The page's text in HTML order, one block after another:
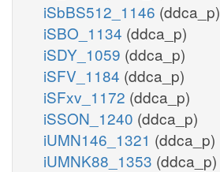
iSbBS512_1146 (ddca_p)
iSBO_1134 (ddca_p)
iSDY_1059 (ddca_p)
iSFV_1184 (ddca_p)
iSFxv_1172 (ddca_p)
iSSON_1240 (ddca_p)
iUMN146_1321 (ddca_p)
iUMNK88_1353 (ddca_p)